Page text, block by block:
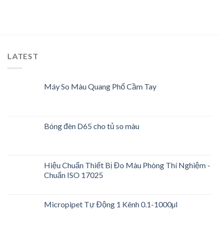
LATEST
Máy So Màu Quang Phổ Cầm Tay
Bóng đèn D65 cho tủ so màu
Hiệu Chuẩn Thiết Bị Đo Màu Phòng Thí Nghiệm -
Chuẩn ISO 17025
Micropipet Tự Động 1 Kênh 0.1-1000µl